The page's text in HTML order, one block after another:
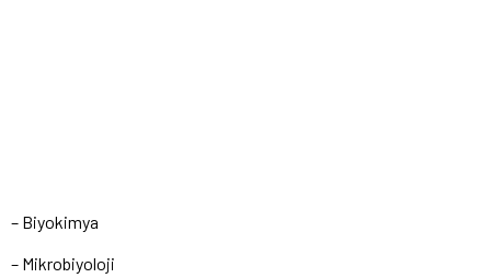
– Biyokimya
– Mikrobiyoloji